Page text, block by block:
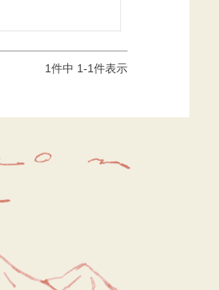
1件中 1-1件表示